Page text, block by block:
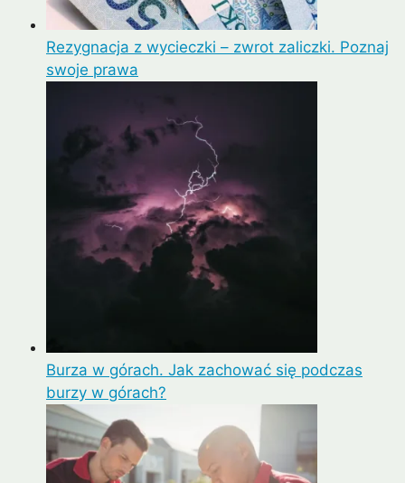
Rezygnacja z wycieczki – zwrot zaliczki. Poznaj
swoje prawa
Burza w górach. Jak zachować się podczas
burzy w górach?